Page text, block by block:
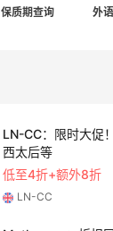
保质期查询 外
LN-CC：限时大促
西太后等
低至4折+额外8折
LN-CC